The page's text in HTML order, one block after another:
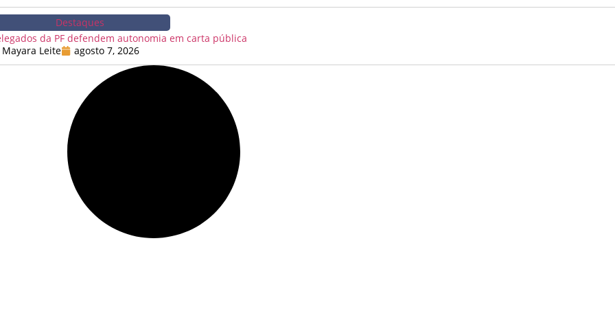
Destaques
da PF defendem autonomia em carta pública
Mayara Leite
agosto 7, 2026